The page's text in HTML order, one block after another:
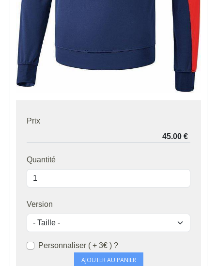
Prix
Quantité
Version
Personnaliser ( + 3€ ) ?
AJOUTER AU PANIER